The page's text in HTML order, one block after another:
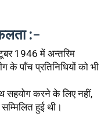
:-
1946 में अन्तरिम
के पाँच प्रतिनिधियों को भी
सहयोग करने के लिए नहीं,
हुई थी।